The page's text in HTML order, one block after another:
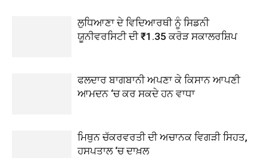
ਲੁਧਿਆਣਾ ਦੇ ਵਿਦਿਆਰਥੀ ਨੂੰ ਸਿਡਨੀ
ਯੂਨੀਵਰਸਿਟੀ ਦੀ ₹1.35 ਕਰੋੜ ਸਕਾਲਰਸ਼ਿਪ
ਫਲਦਾਰ ਬਾਗਬਾਨੀ ਅਪਣਾ ਕੇ ਕਿਸਾਨ ਆਪਣੀ
ਆਮਦਨ ‘ਚ ਕਰ ਸਕਦੇ ਹਨ ਵਾਧਾ
ਮਿਥੁਨ ਚੱਕਰਵਰਤੀ ਦੀ ਅਚਾਨਕ ਵਿਗੜੀ ਸਿਹਤ,
ਹਸਪਤਾਲ ‘ਚ ਦਾਖ਼ਲ